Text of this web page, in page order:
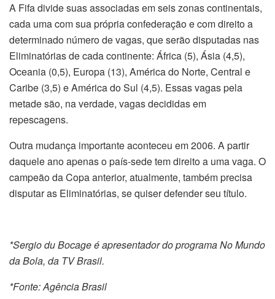
A Fifa divide suas associadas em seis zonas continentais,
cada uma com sua própria confederação e com direito a
determinado número de vagas, que serão disputadas nas
Eliminatórias de cada continente: África (5), Ásia (4,5),
Oceania (0,5), Europa (13), América do Norte, Central e
Caribe (3,5) e América do Sul (4,5). Essas vagas pela
metade são, na verdade, vagas decididas em
repescagens.
Outra mudança importante aconteceu em 2006. A partir
daquele ano apenas o país-sede tem direito a uma vaga. O
campeão da Copa anterior, atualmente, também precisa
disputar as Eliminatórias, se quiser defender seu título.
*Sergio du Bocage é apresentador do programa No Mundo
da Bola, da TV Brasil.
*Fonte: Agência Brasil